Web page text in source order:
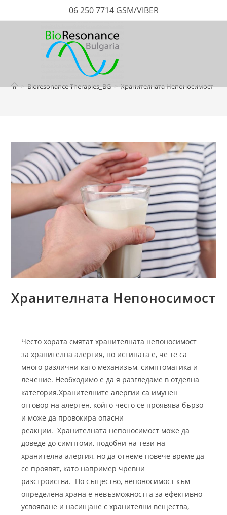
06 250 7714 GSM/VIBER
> Bioresonance Therapies_BG > Хранителната Непоносимост
Хранителната Непоносимост
Често хората смятат хранителната непоносимост
за хранителна алергия, но истината е, че те са
много различни като механизъм, симптоматика и
лечение. Необходимо е да я разгледаме в отделна
категория.Хранителните алергии са имунен
отговор на алерген, който често се проявява бързо
и може да провокира опасни
реакции.Хранителната непоносимост може да
доведе до симптоми, подобни на тези на
хранителна алергия, но да отнеме повече време да
се проявят, като например чревни
разстроиства. По същество, непоносимост към
определена храна е невъзможността за ефективно
усвояване и насищане с хранителни вещества,